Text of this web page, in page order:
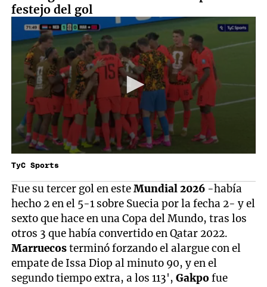
festejo del gol
TyC Sports
Fue su tercer gol en esteMundial 2026 -había
hecho 2 en el 5-1 sobre Suecia por la fecha 2- y el
sexto que hace en una Copa del Mundo, tras los
otros 3 que había convertido en Qatar 2022.
Marruecosterminó forzando el alargue con el
empate de Issa Diop al minuto 90, y en el
segundo tiempo extra, a los 113',Gakpofue